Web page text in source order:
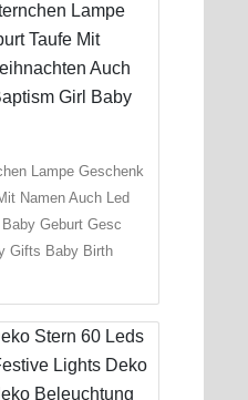
Lampe Geschenk
Namen Auch Led
Geburt Gesc
Gifts Baby Birth